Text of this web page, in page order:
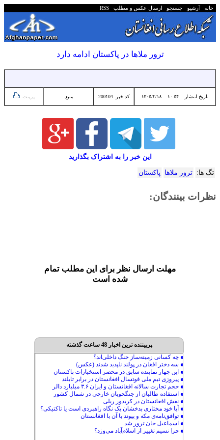
خانه آرشیو جستجو ارسال عکس و مطلب RSS
ترور ملاها در پاکستان ادامه دارد
تاریخ انتشار:۱۰:۵۴ ۱۴۰۵/۲/۱۸ کد خبر: 200104 منبع: پرینت
این خبر را به اشتراک بگذارید
تگ ها: ترور ملاها پاکستان
نظرات بینندگان:
مهلت ارسال نظر برای این مطلب تمام
شده است
پربیننده ترین اخبار 48 ساعت گذشته